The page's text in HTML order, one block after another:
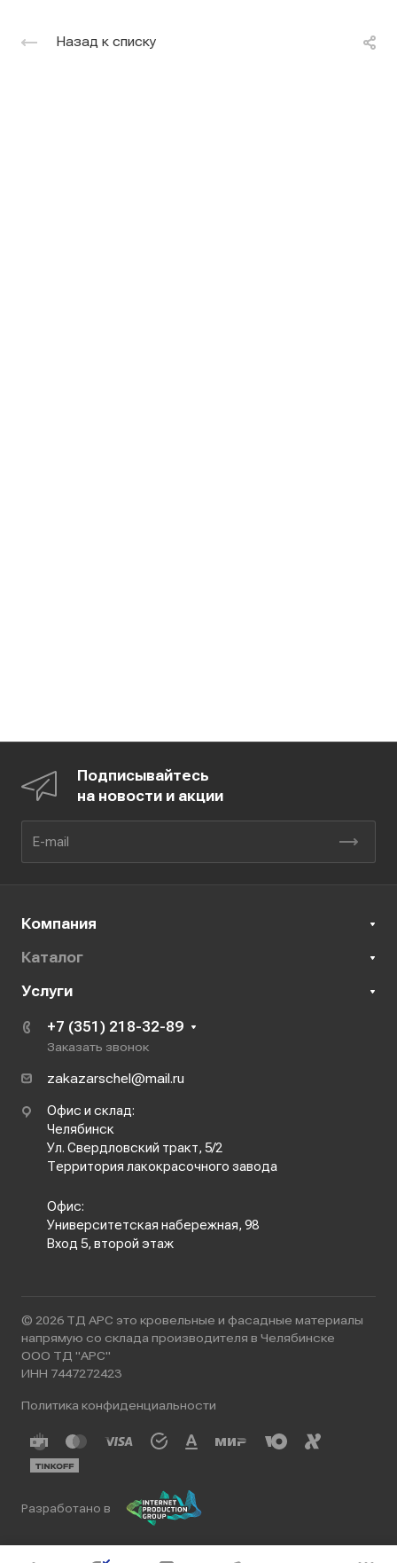
Назад к списку
Подписывайтесь
на новости и акции
Компания
Каталог
Услуги
+7 (351) 218-32-89
Заказать звонок
zakazarschel@mail.ru
Офис и склад:
Челябинск
Ул. Свердловский тракт, 5/2
Территория лакокрасочного завода
Офис:
Университетская набережная, 98
Вход 5, второй этаж
© 2026 ТД АРС это кровельные и фасадные материалы
напрямую со склада производителя в Челябинске
ООО ТД "АРС"
ИНН 7447272423
Политика конфиденциальности
Разработано в